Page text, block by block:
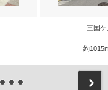
三国
約